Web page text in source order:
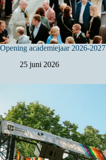
Opening academiejaar 2026-2027
25 juni 2026